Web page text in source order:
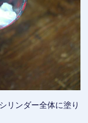
リンダー全体に塗り